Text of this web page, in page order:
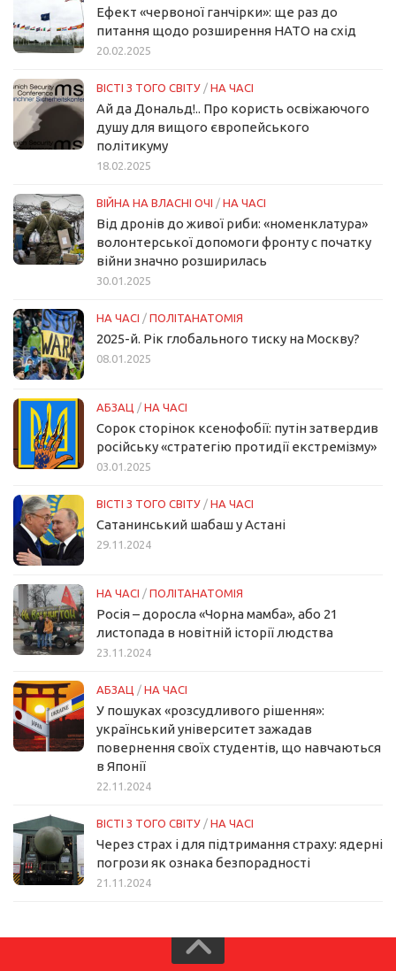
Ефект «червоної ганчірки»: ще раз до
питання щодо розширення НАТО на схід
20.02.2025
ВІСТІ З ТОГО СВІТУ / НА ЧАСІ
Ай да Дональд!.. Про користь освіжаючого
душу для вищого європейського
політикуму
18.02.2025
ВІЙНА НА ВЛАСНІ ОЧІ / НА ЧАСІ
Від дронів до живої риби: «номенклатура»
волонтерської допомоги фронту с початку
війни значно розширилась
30.01.2025
НА ЧАСІ / ПОЛІТАНАТОМІЯ
2025-й. Рік глобального тиску на Москву?
08.01.2025
АБЗАЦ / НА ЧАСІ
Сорок сторінок ксенофобії: путін затвердив
російську «стратегію протидії екстремізму»
03.01.2025
ВІСТІ З ТОГО СВІТУ / НА ЧАСІ
Сатанинський шабаш у Астані
29.11.2024
НА ЧАСІ / ПОЛІТАНАТОМІЯ
Росія – доросла «Чорна мамба», або 21
листопада в новітній історії людства
23.11.2024
АБЗАЦ / НА ЧАСІ
У пошуках «розсудливого рішення»:
український університет зажадав
повернення своїх студентів, що навчаються
в Японії
22.11.2024
ВІСТІ З ТОГО СВІТУ / НА ЧАСІ
Через страх і для підтримання страху: ядерні
погрози як ознака безпорадності
21.11.2024